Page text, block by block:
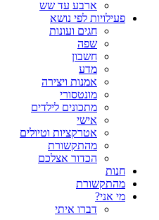
ארבע עד שש
פעילויות לפי נושא
חגים ועונות
שפה
חשבון
מדע
אמנות ויצירה
מונטסורי
מתכונים לילדים
אישי
אטרקציות וטיולים
מהתקשורת
הכדור אצלכם
חנות
מהתקשורת
מי אני?
דברו איתי